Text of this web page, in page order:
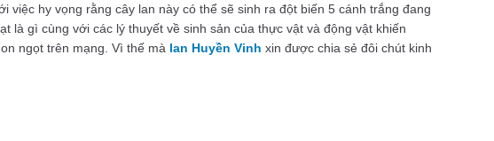
việc hy vọng rằng cây lan này có thể sẽ sinh ra đột biến 5 cánh trắng đang
là gì cùng với các lý thuyết về sinh sản của thực vật và động vật khiến
ngọt trên mạng. Vì thế mà lan Huyền Vinh xin được chia sẻ đôi chút kinh